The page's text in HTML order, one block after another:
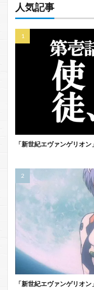
人気記事
「新世紀エヴァンゲリオ
「新世紀エヴァンゲリオ